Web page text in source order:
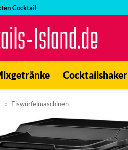
Cocktail
Cocktailshaker
» Eiswürfelmaschinen